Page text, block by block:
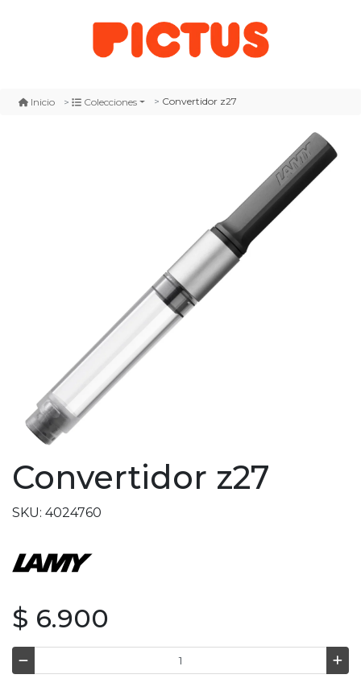
Inicio Colecciones Convertidor z27
Convertidor z27
SKU: 4024760
$ 6.900